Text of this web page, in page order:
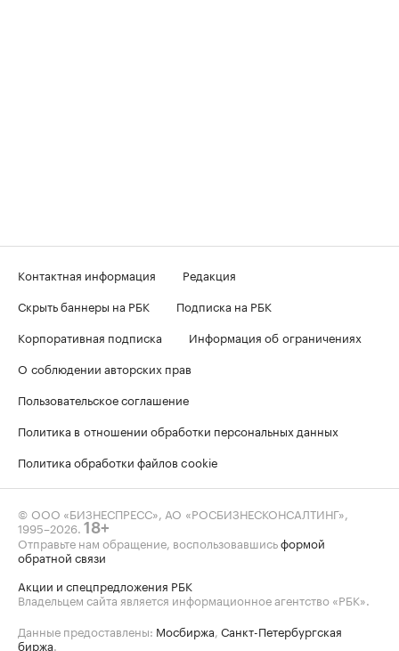
Контактная информация
Редакция
Скрыть баннеры на РБК
Подписка на РБК
Корпоративная подписка
Информация об ограничениях
О соблюдении авторских прав
Пользовательское соглашение
Политика в отношении обработки персональных данных
Политика обработки файлов cookie
© ООО «БИЗНЕСПРЕСС», АО «РОСБИЗНЕСКОНСАЛТИНГ»,
1995–2026 18+
Отправьте нам обращение, воспользовавшисьформой
обратной связи
Акции и спецпредложения РБК
Владельцем сайта является информационное агентство «РБК».
Данные предоставлены: Мосбиржа Санкт-Петербургская
биржа